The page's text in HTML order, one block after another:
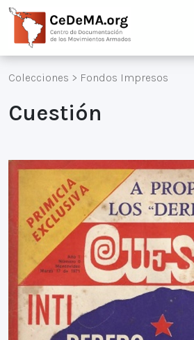
Colecciones > Fondos Impresos
Cuestión